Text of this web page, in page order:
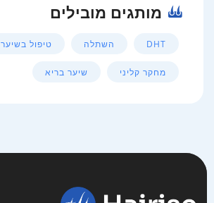
מותגים מובילים
DHT השתלה טיפול בשיער
מחקר קליני שיער בריא